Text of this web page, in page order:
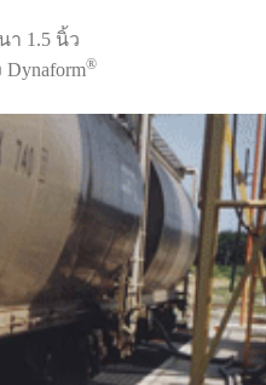
า 1.5 นิ้ว
Dynaform®